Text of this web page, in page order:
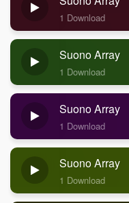
1 Download
Suono Array
1 Download
Suono Array
1 Download
Suono Array
1 Download